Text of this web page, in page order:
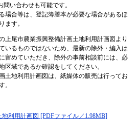
問い合わせも可能です。
場合等は、登記簿謄本が必要な場合があるほ
ます。
尾市農業振興整備計画土地利用計画図より
いるものではないため、最新の除外・編入は
に留めていただき、除外の事前相談前には、必
区域であるか確認をしてください。
土地利用計画図は、紙媒体の販売は行ってお
。
利用計画図 [PDFファイル／1.98MB]